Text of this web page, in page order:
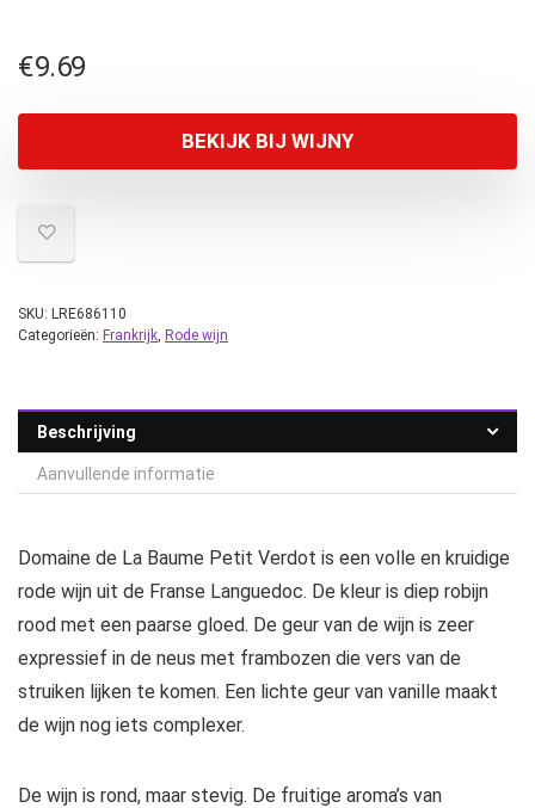
€9.69
BEKIJK BIJ WIJNY
SKU: LRE686110
Categorieën: Frankrijk, Rode wijn
Beschrijving
Aanvullende informatie
Domaine de La Baume Petit Verdot is een volle en kruidige
rode wijn uit de Franse Languedoc. De kleur is diep robijn
rood met een paarse gloed. De geur van de wijn is zeer
expressief in de neus met frambozen die vers van de
struiken lijken te komen. Een lichte geur van vanille maakt
de wijn nog iets complexer.
De wijn is rond, maar stevig. De fruitige aroma’s van